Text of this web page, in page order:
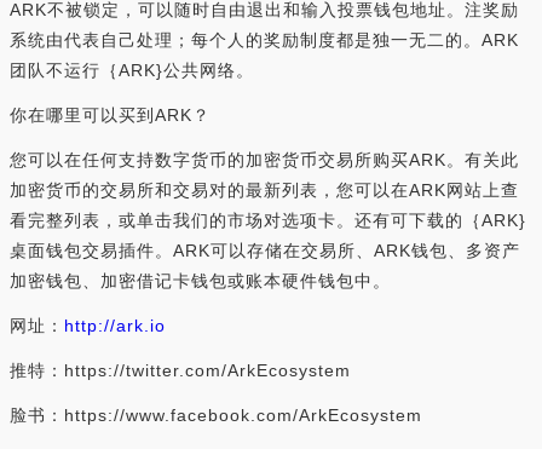
ARK不被锁定，可以随时自由退出和输入投票钱包地址。注奖励
系统由代表自己处理；每个人的奖励制度都是独一无二的。ARK
团队不运行｛ARK}公共网络。
你在哪里可以买到ARK？
您可以在任何支持数字货币的加密货币交易所购买ARK。有关此
加密货币的交易所和交易对的最新列表，您可以在ARK网站上查
看完整列表，或单击我们的市场对选项卡。还有可下载的｛ARK}
桌面钱包交易插件。ARK可以存储在交易所、ARK钱包、多资产
加密钱包、加密借记卡钱包或账本硬件钱包中。
网址： http://ark.io
推特：https://twitter.com/ArkEcosystem
脸书：https://www.facebook.com/ArkEcosystem